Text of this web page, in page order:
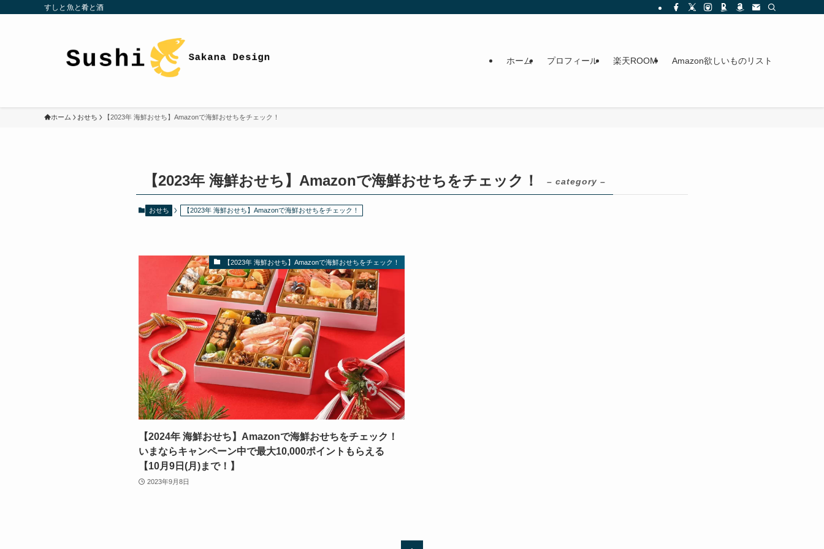
すしと魚と肴と酒
ホーム プロフィール 楽天ROOM Amazon欲しいものリスト
ホーム おせち 【2023年 海鮮おせち】Amazonで海鮮おせちをチェック！
【2023年 海鮮おせち】Amazonで海鮮おせちをチェック！ – category –
おせち 【2023年 海鮮おせち】Amazonで海鮮おせちをチェック！
【2023年 海鮮おせち】Amazonで海鮮おせちをチェック！
【2024年 海鮮おせち】Amazonで海鮮おせちをチェック！
いまならキャンペーン中で最大10,000ポイントもらえる
【10月9日(月)まで！】
2023年9月8日